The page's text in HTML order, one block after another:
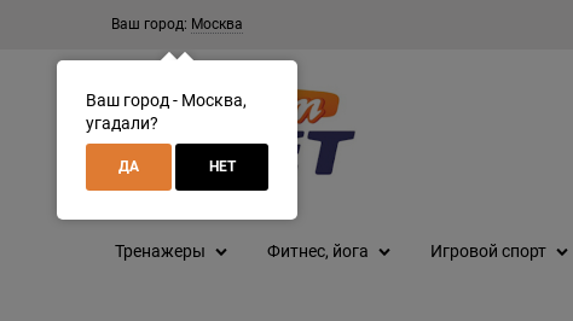
Ваш город: Москва
Тренажеры Фитнес, йога Игровой спорт
Ваш город - Москва,
угадали?
ДА НЕТ